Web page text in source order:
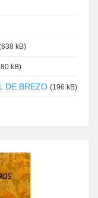
kB)
kB)
DE BREZO (196 kB)